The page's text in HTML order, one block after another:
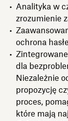
Analityka w
zrozumienie
ochrona
dla
Niezależnie
propozycję
proces,
które mają